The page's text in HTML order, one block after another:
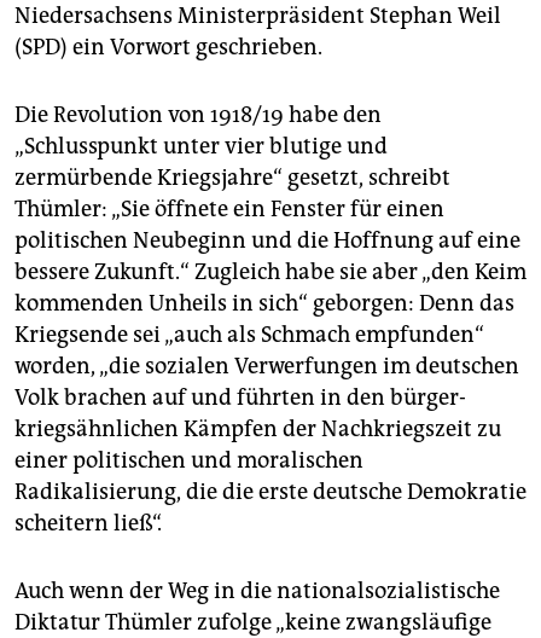
Niedersachsens Ministerpräsident Stephan Weil
(SPD) ein Vorwort geschrieben.
Die Revolution von 1918/19 habe den
„Schlusspunkt unter vier blutige und
zermürbende Kriegsjahre“ gesetzt, schreibt
Thümler: „Sie öffnete ein Fenster für einen
politischen Neubeginn und die Hoffnung auf eine
bessere Zukunft.“ Zugleich habe sie aber „den Keim
kommenden Unheils in sich“ geborgen: Denn das
Kriegsende sei „auch als Schmach empfunden“
worden, „die sozialen Verwerfungen im deutschen
Volk brachen auf und führten in den bürger­
kriegsähnlichen Kämpfen der Nachkriegszeit zu
einer politischen und moralischen
Radikalisierung, die die erste deutsche Demokratie
scheitern ließ“.
Auch wenn der Weg in die nationalsozialistische
Diktatur Thümler zufolge „keine zwangsläufige